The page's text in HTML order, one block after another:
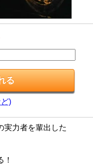
)
実力者を輩出した